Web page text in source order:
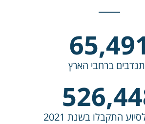
ברחבי הארץ
התקבלו בשנת 2021